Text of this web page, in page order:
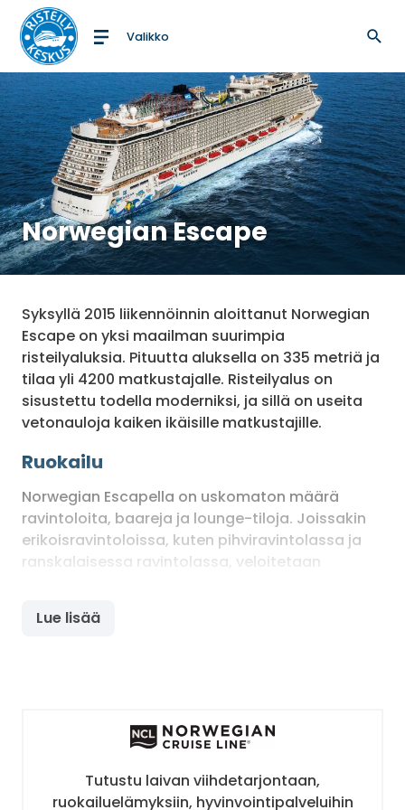
Etusivulle
Valikko
Norwegian Escape
Syksyllä 2015 liikennöinnin aloittanut Norwegian
Escape on yksi maailman suurimpia
risteilyaluksia. Pituutta aluksella on 335 metriä ja
tilaa yli 4200 matkustajalle. Risteilyalus on
sisustettu todella moderniksi, ja sillä on useita
vetonauloja kaiken ikäisille matkustajille.
Ruokailu
Norwegian Escapella on uskomaton määrä
ravintoloita, baareja ja lounge-tiloja. Joissakin
erikoisravintoloissa, kuten pihviravintolassa ja
ranskalaisessa ravintolassa, veloitetaan
ja annokset tilataan iPadeiltä.
juhlia yökerhoissa, pelata Las Vegas-tyylisellä
kasinolla tai shoppailla ostoskadulla. Aluksella
on myös useita, vain lapsille tarkoitettuja tiloja,
joihin on räätälöity eri ikäryhmille sopivaa
Lue lisää
Tutustu laivan viihdetarjontaan,
ruokailuelämyksiin, hyvinvointipalveluihin